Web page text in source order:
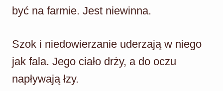
być na farmie. Jest niewinna.
Szok i niedowierzanie uderzają w niego
jak fala. Jego ciało drży, a do oczu
napływają łzy.